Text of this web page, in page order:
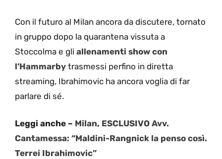
Con il futuro al Milan ancora da discutere, tornato
in gruppo dopo la quarantena vissuta a
Stoccolma e gli allenamenti show con
l’Hammarby trasmessi perfino in diretta
streaming, Ibrahimovic ha ancora voglia di far
parlare di sé.
Leggi anche – Milan, ESCLUSIVO Avv.
Cantamessa: “Maldini-Rangnick la penso così.
Terrei Ibrahimovic”